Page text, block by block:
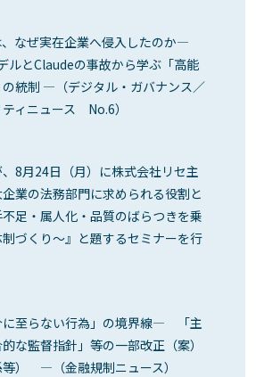
なぜ実在企業へ侵入したのか―
ルとClaudeの事故から学ぶ「高能
統制 ―（デジタル・ガバナンス／
ィニュース No.6）
8月24日（月）に株式会社リセ主
業の法務部門に求められる役割と
足・属人化・品質のばらつきを乗
づくり～』と題するセミナーを行
に至らない行為」の境界線― 「主
な監督指針」等の一部改正（案）
等） ―（金融規制ニュース）